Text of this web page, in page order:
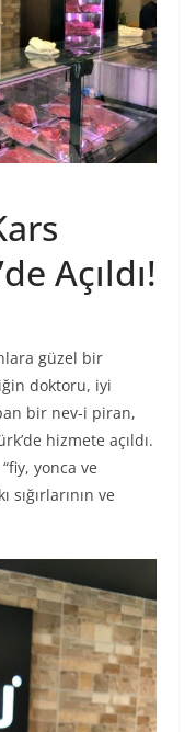
Açıldı!
güzel bir
doktoru, iyi
bir nev-i piran,
hizmete açıldı.
yonca ve
ve